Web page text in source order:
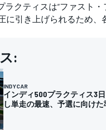
クティスは“ファスト
に引き上げられるため
:
INDYCAR
インディ500プラクティス3
し単走の最速、予選に向け